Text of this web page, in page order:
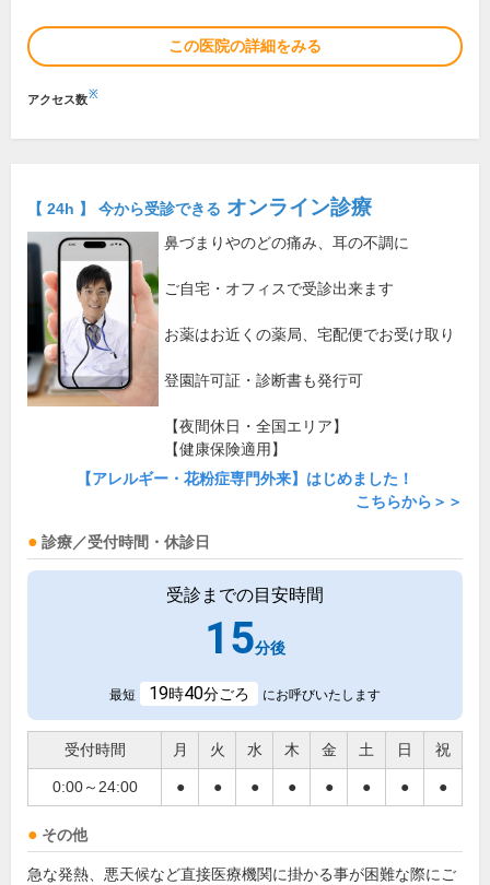
この医院の詳細をみる
アクセス数※
【 24h 】 今から受診できる オンライン診療
鼻づまりやのどの痛み、耳の不調に
ご自宅・オフィスで受診出来ます
お薬はお近くの薬局、宅配便でお受け取り
登園許可証・診断書も発行可
【夜間休日・全国エリア】
【健康保険適用】
【アレルギー・花粉症専門外来】はじめました！
こちらから＞＞
診療／受付時間・休診日
受診までの目安時間
15分後
最短 19時40分ごろ にお呼びいたします
受付時間 月 火 水 木 金 土 日 祝
0:00～24:00 ● ● ● ● ● ● ● ●
その他
急な発熱、悪天候など直接医療機関に掛かる事が困難な際にご